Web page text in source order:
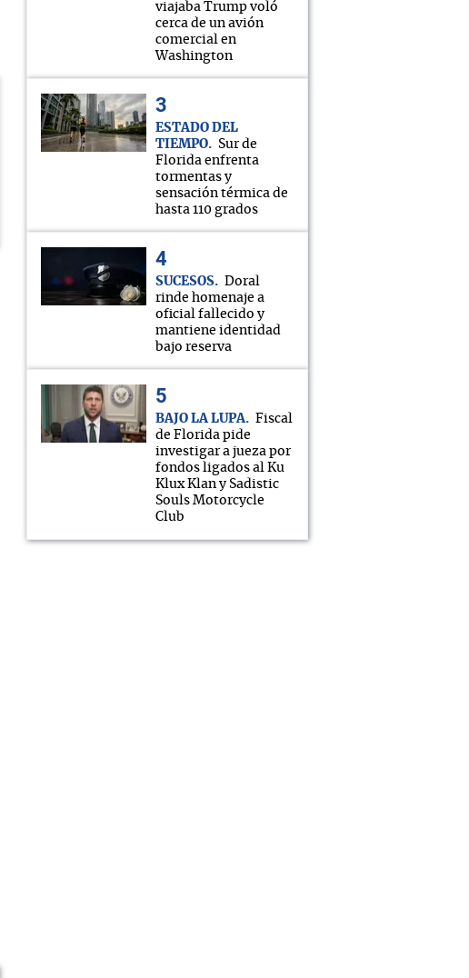
viajaba Trump voló
cerca de un avión
comercial en
Washington
ESTADO DEL
TIEMPO
Sur de
Florida enfrenta
tormentas y
sensación térmica de
hasta 110 grados
SUCESOS
Doral
rinde homenaje a
oficial fallecido y
mantiene identidad
bajo reserva
BAJO LA LUPA
Fiscal
de Florida pide
investigar a jueza por
fondos ligados al Ku
Klux Klan y Sadistic
Souls Motorcycle
Club